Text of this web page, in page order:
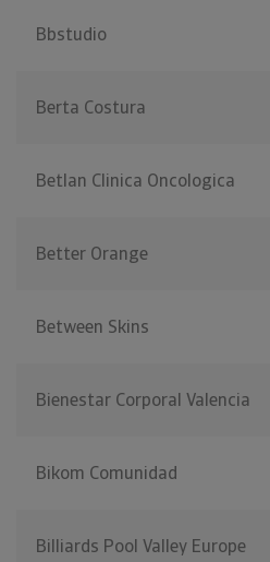
Bbstudio
Berta Costura
Betlan Clinica Oncologica
Better Orange
Between Skins
Bienestar Corporal Valencia
Bikom Comunidad
Billiards Pool Valley Europe